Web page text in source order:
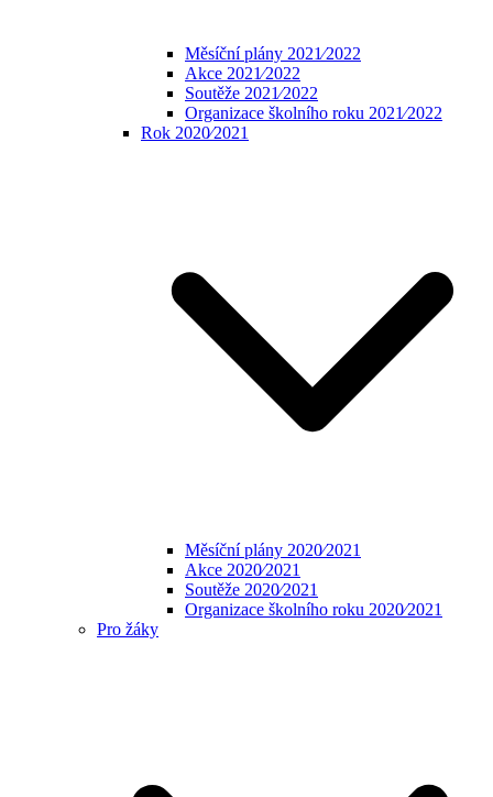
Měsíční plány 2021⁄2022
Akce 2021⁄2022
Soutěže 2021⁄2022
Organizace školního roku 2021⁄2022
Rok 2020⁄2021
Měsíční plány 2020⁄2021
Akce 2020⁄2021
Soutěže 2020⁄2021
Organizace školního roku 2020⁄2021
Pro žáky